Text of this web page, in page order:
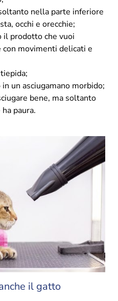
nella parte inferiore
occhi e orecchie;
il prodotto che vuoi
movimenti delicati e
un asciugamano morbido;
bene, ma soltanto
paura.
il gatto